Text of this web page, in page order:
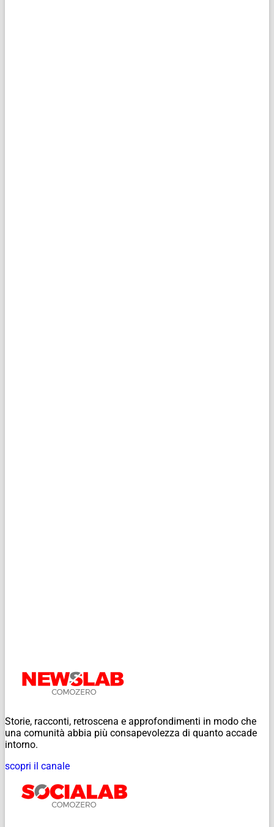
Storie, racconti, retroscena e approfondimenti in modo che
una comunità abbia più consapevolezza di quanto accade
intorno.
scopri il canale